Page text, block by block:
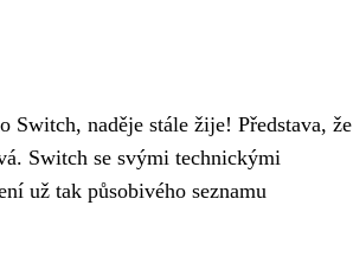
naděje stále žije! Představa, že
Switch se svými technickými
už tak působivého seznamu